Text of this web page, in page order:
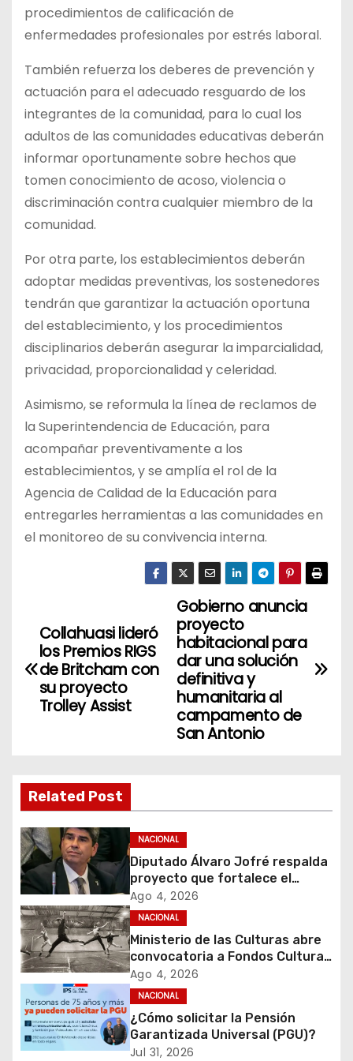
procedimientos de calificación de
enfermedades profesionales por estrés laboral.
También refuerza los deberes de prevención y
actuación para el adecuado resguardo de los
integrantes de la comunidad, para lo cual los
adultos de las comunidades educativas deberán
informar oportunamente sobre hechos que
tomen conocimiento de acoso, violencia o
discriminación contra cualquier miembro de la
comunidad.
Por otra parte, los establecimientos deberán
adoptar medidas preventivas, los sostenedores
tendrán que garantizar la actuación oportuna
del establecimiento, y los procedimientos
disciplinarios deberán asegurar la imparcialidad,
privacidad, proporcionalidad y celeridad.
Asimismo, se reformula la línea de reclamos de
la Superintendencia de Educación, para
acompañar preventivamente a los
establecimientos, y se amplía el rol de la
Agencia de Calidad de la Educación para
entregarles herramientas a las comunidades en
el monitoreo de su convivencia interna.
v
a
c
i
ó
n
d
e
e
n
Gobierno anuncia
proyecto
habitacional para
dar una solución
definitiva y
humanitaria al
campamento de
San Antonio
Collahuasi lideró
los Premios RIGS
de Britcham con
su proyecto
Trolley Assist
Related Post
NACIONAL
Diputado Álvaro Jofré respalda
proyecto que fortalece el
control de identidad durante
estados de excepción
Ago 4, 2026
NACIONAL
Ministerio de las Culturas abre
convocatoria a Fondos Cultura
2027 con foco en
transparencia, innovación y
acceso ciudadano
Ago 4, 2026
NACIONAL
¿Cómo solicitar la Pensión
Garantizada Universal (PGU)?
Jul 31, 2026